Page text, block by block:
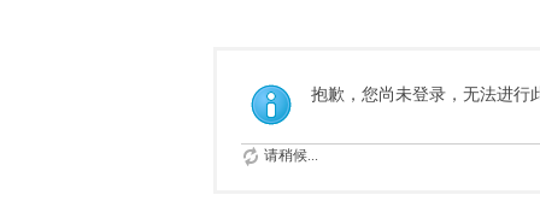
抱歉，您尚未登录，无法进行
请稍候...